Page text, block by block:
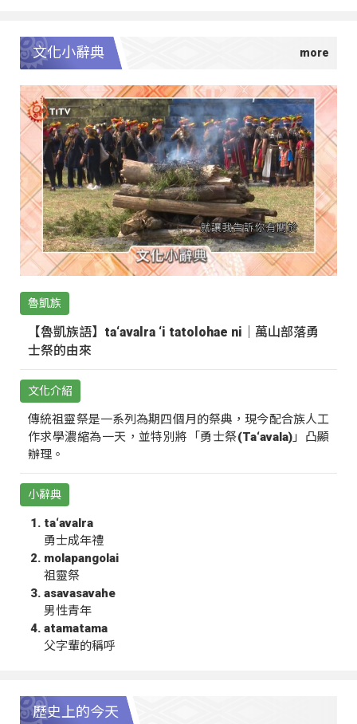
文化小辭典
魯凱族
【魯凱族語】ta‘avalra ‘i tatolohae ni｜萬山部落勇
士祭的由來
文化介紹
傳統祖靈祭是一系列為期四個月的祭典，現今配合族人工
作求學濃縮為一天，並特別將「勇士祭(Ta‘avala)」凸顯
辦理。
小辭典
ta‘avalra
勇士成年禮
molapangolai
祖靈祭
asavasavahe
男性青年
atamatama
父字輩的稱呼
歷史上的今天